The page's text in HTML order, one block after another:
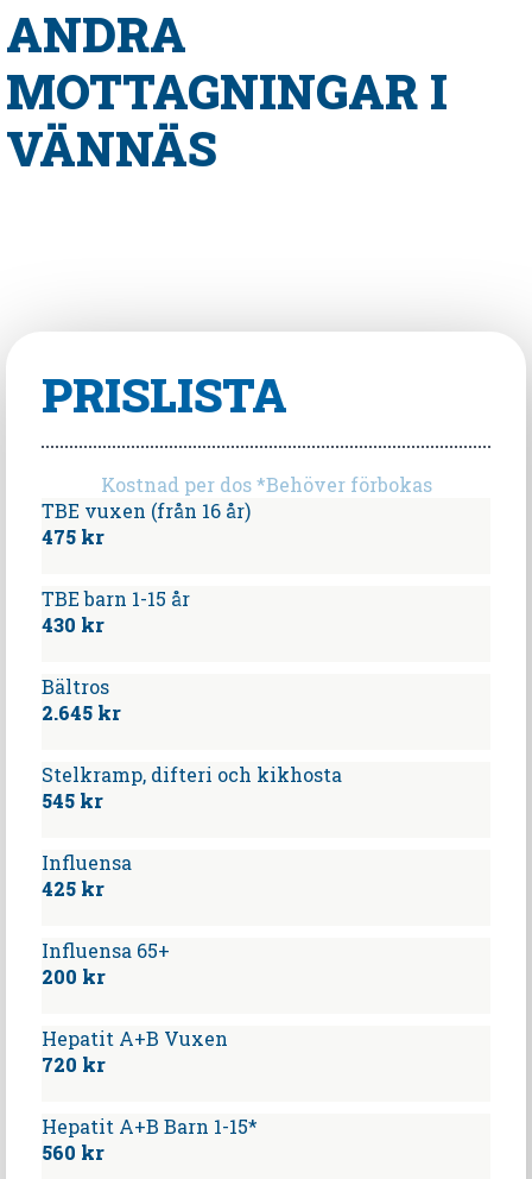
ANDRA
MOTTAGNINGAR I
VÄNNÄS
PRISLISTA
Kostnad per dos *Behöver förbokas
TBE vuxen (från 16 år)
475 kr
TBE barn 1-15 år
430 kr
Bältros
2.645 kr
Stelkramp, difteri och kikhosta
545 kr
Influensa
425 kr
Influensa 65+
200 kr
Hepatit A+B Vuxen
720 kr
Hepatit A+B Barn 1-15*
560 kr